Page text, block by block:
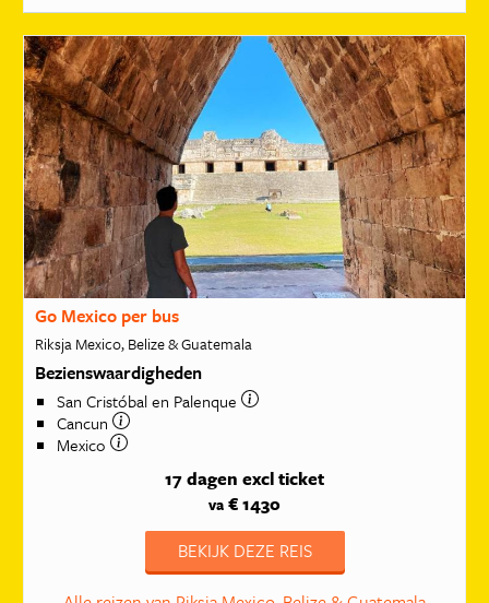
Go Mexico per bus
Riksja Mexico, Belize & Guatemala
Bezienswaardigheden
San Cristóbal en Palenque
Cancun
Mexico
17 dagen excl ticket
va € 1430
BEKIJK DEZE REIS